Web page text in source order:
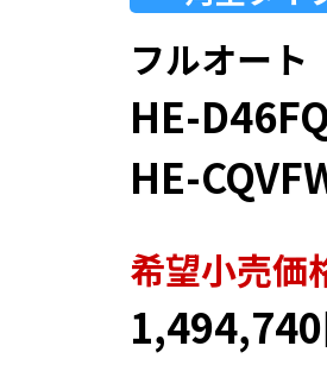
フルオート
HE-
HE-
希望⼩売価